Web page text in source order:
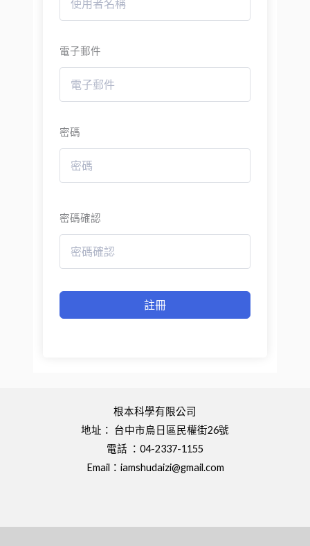
電子郵件
密碼
密碼確認
註冊
根本科學有限公司
地址： 台中市烏日區民權街26號
電話 ：04-2337-1155
Email： iamshudaizi@gmail.com